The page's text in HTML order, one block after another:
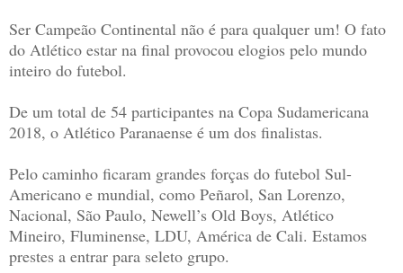
Ser Campeão Continental não é para qualquer um! O fato
do Atlético estar na final provocou elogios pelo mundo
inteiro do futebol.
De um total de 54 participantes na Copa Sudamericana
2018, o Atlético Paranaense é um dos finalistas.
Pelo caminho ficaram grandes forças do futebol Sul-
Americano e mundial, como Peñarol, San Lorenzo,
Nacional, São Paulo, Newell’s Old Boys, Atlético
Mineiro, Fluminense, LDU, América de Cali. Estamos
prestes a entrar para seleto grupo.